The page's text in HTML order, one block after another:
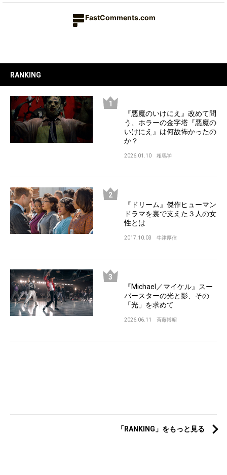
FastComments.com
RANKING
『悪魔のいけにえ』改めて問
う、ホラーの金字塔『悪魔の
いけにえ』は何故怖かったの
か？
2026.01.10 相馬学
『ドリーム』傑作ヒューマン
ドラマを裏で支えた３人の女
性とは
2017.10.03 牛津厚信
『Michael／マイケル』スー
パースターの光と影、その
「光」を求めて
2026.06.11 斉藤博昭
「RANKING」をもっと見る